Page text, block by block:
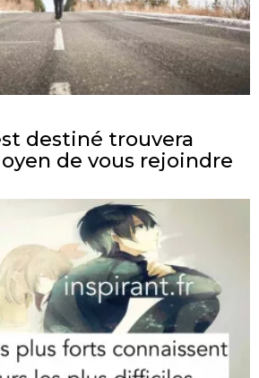
destiné trouvera
de vous rejoindre